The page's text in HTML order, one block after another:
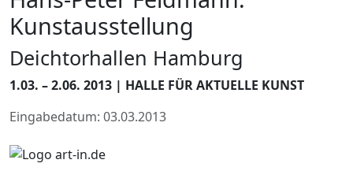
Kunstausstellung
Deichtorhallen Hamburg
1.03. – 2.06. 2013 | HALLE FÜR AKTUELLE KUNST
Eingabedatum: 03.03.2013